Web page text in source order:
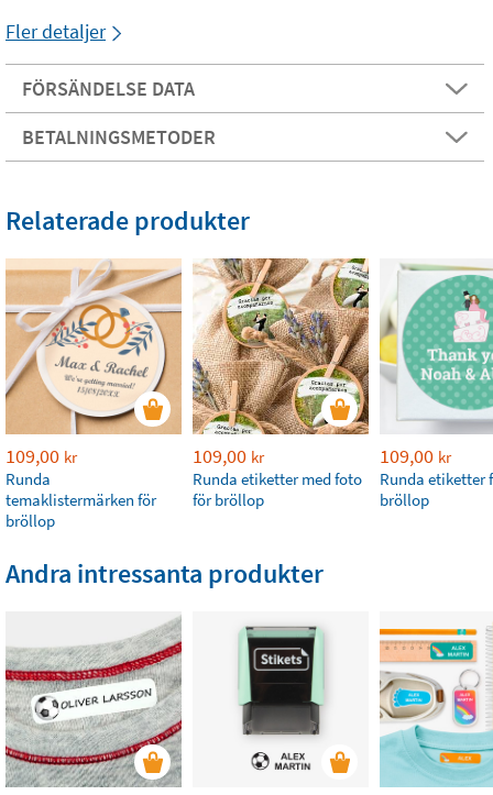
Fler detaljer
FÖRSÄNDELSE DATA
BETALNINGSMETODER
Relaterade produkter
109,00 kr
Runda
temaklistermärken för
bröllop
109,00 kr
Runda etiketter med foto
för bröllop
109,00 kr
Runda etiketter
bröllop
Andra intressanta produkter